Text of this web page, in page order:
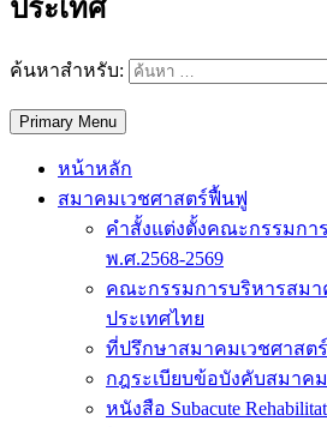
ประเทศ
ค้นหาสำหรับ:
Primary Menu
หน้าหลัก
สมาคมเวชศาสตร์ฟื้นฟู
คำสั้งแต่งตั้งคณะกรรมกา
พ.ศ.2568-2569
คณะกรรมการบริหารสม
ประเทศไทย
ที่ปรึกษาสมาคมเวชศาสต
กฎระเบียบข้อบังคับสมาคม
หนังสือ Subacute